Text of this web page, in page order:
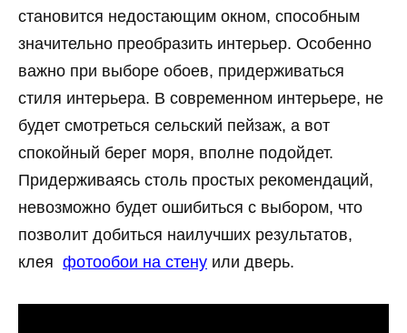
становится недостающим окном, способным
значительно преобразить интерьер. Особенно
важно при выборе обоев, придерживаться
стиля интерьера. В современном интерьере, не
будет смотреться сельский пейзаж, а вот
спокойный берег моря, вполне подойдет.
Придерживаясь столь простых рекомендаций,
невозможно будет ошибиться с выбором, что
позволит добиться наилучших результатов,
клея фотообои на стену или дверь.